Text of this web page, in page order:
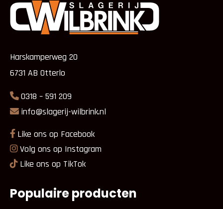
Harskamperweg 20
6731 AB Otterlo
0318 – 591 209
info@slagerij-wilbrink.nl
Like ons op Facebook
Volg ons op Instagram
Like ons op TikTok
Populaire producten